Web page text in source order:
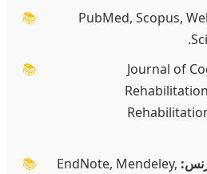
📚
PubMed, Scopus,
📚
Journal of
📚
EndNote, Mendeley,